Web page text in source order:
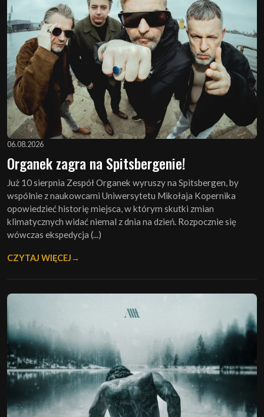
06.08.2026
Organek zagra na Spitsbergenie!
Już 10 sierpnia Zespół Organek wyruszy na Spitsbergen, by
wspólnie z naukowcami Uniwersytetu Mikołaja Kopernika
opowiedzieć historię miejsca, w którym skutki zmian
klimatycznych widać niemal z dnia na dzień. Rozpocznie się
wówczas ekspedycja (...)
CZYTAJ WIĘCEJ